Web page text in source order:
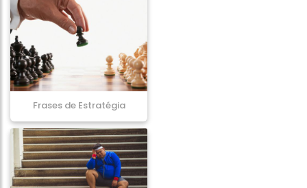
Frases de Estratégia